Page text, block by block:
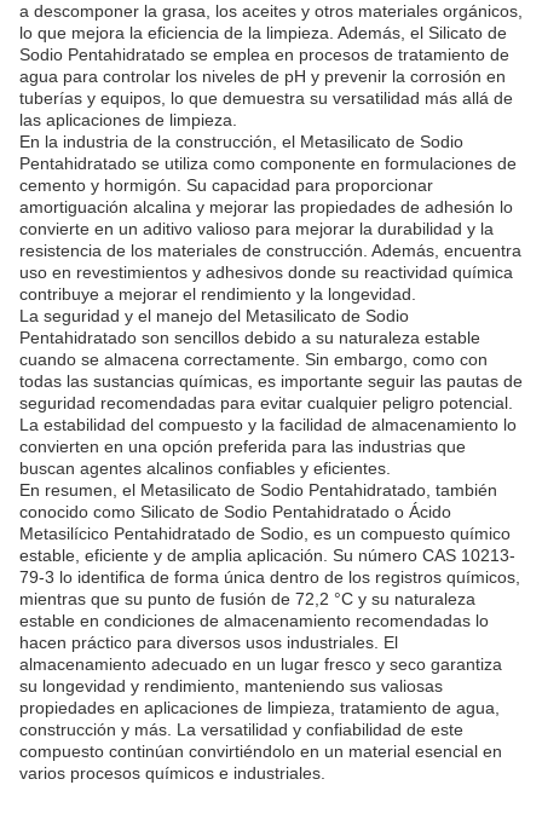
a descomponer la grasa, los aceites y otros materiales orgánicos,
lo que mejora la eficiencia de la limpieza. Además, el Silicato de
Sodio Pentahidratado se emplea en procesos de tratamiento de
agua para controlar los niveles de pH y prevenir la corrosión en
tuberías y equipos, lo que demuestra su versatilidad más allá de
las aplicaciones de limpieza.
En la industria de la construcción, el Metasilicato de Sodio
Pentahidratado se utiliza como componente en formulaciones de
cemento y hormigón. Su capacidad para proporcionar
amortiguación alcalina y mejorar las propiedades de adhesión lo
convierte en un aditivo valioso para mejorar la durabilidad y la
resistencia de los materiales de construcción. Además, encuentra
uso en revestimientos y adhesivos donde su reactividad química
contribuye a mejorar el rendimiento y la longevidad.
La seguridad y el manejo del Metasilicato de Sodio
Pentahidratado son sencillos debido a su naturaleza estable
cuando se almacena correctamente. Sin embargo, como con
todas las sustancias químicas, es importante seguir las pautas de
seguridad recomendadas para evitar cualquier peligro potencial.
La estabilidad del compuesto y la facilidad de almacenamiento lo
convierten en una opción preferida para las industrias que
buscan agentes alcalinos confiables y eficientes.
En resumen, el Metasilicato de Sodio Pentahidratado, también
conocido como Silicato de Sodio Pentahidratado o Ácido
Metasilícico Pentahidratado de Sodio, es un compuesto químico
estable, eficiente y de amplia aplicación. Su número CAS 10213-
79-3 lo identifica de forma única dentro de los registros químicos,
mientras que su punto de fusión de 72,2 °C y su naturaleza
estable en condiciones de almacenamiento recomendadas lo
hacen práctico para diversos usos industriales. El
almacenamiento adecuado en un lugar fresco y seco garantiza
su longevidad y rendimiento, manteniendo sus valiosas
propiedades en aplicaciones de limpieza, tratamiento de agua,
construcción y más. La versatilidad y confiabilidad de este
compuesto continúan convirtiéndolo en un material esencial en
varios procesos químicos e industriales.